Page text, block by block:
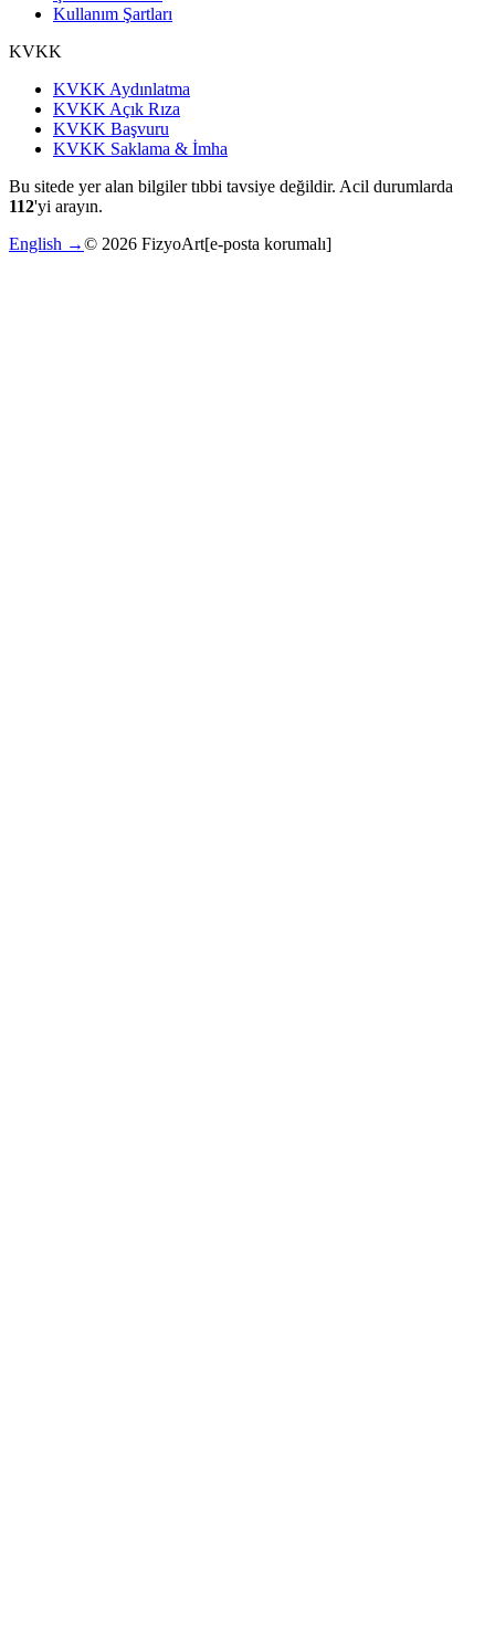
Kullanım Şartları
KVKK
KVKK Aydınlatma
KVKK Açık Rıza
KVKK Başvuru
KVKK Saklama & İmha
Bu sitede yer alan bilgiler tıbbi tavsiye değildir. Acil durumlarda
112'yi arayın.
English →© 2026 FizyoArt[e-posta korumalı]